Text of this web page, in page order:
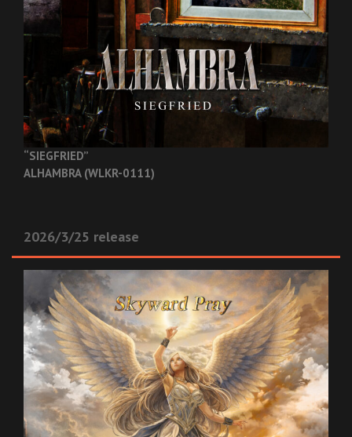
“SIEGFRIED”
ALHAMBRA (WLKR-0111)
2026/3/25 release